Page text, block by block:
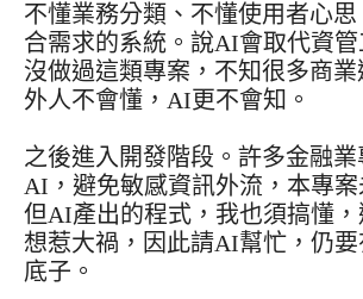
不懂業務分類、不懂使用者心
合需求的系統。說AI會取代資
沒做過這類專案，不知很多商業
外人不會懂，AI更不會知。
之後進入開發階段。許多金融業
AI，避免敏感資訊外流，本專案
但AI產出的程式，我也須搞懂
想惹大禍，因此請AI幫忙，仍
底子。